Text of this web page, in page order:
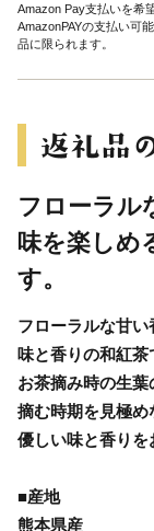
Amazon Pay支払いを希
AmazonPAYの支払い可
品に限られます。
フローラル
味を楽しめ
す。
フローラルな甘
味と香りの和紅茶
お茶摘み時の生葉
摘む時期を見極め
優しい味と香りを
■産地
熊本県産